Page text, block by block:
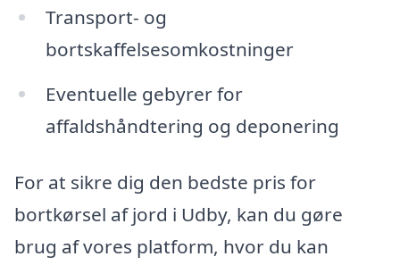
Transport- og
bortskaffelsesomkostninger
Eventuelle gebyrer for
affaldshåndtering og deponering
For at sikre dig den bedste pris for
bortkørsel af jord i Udby, kan du gøre
brug af vores platform, hvor du kan